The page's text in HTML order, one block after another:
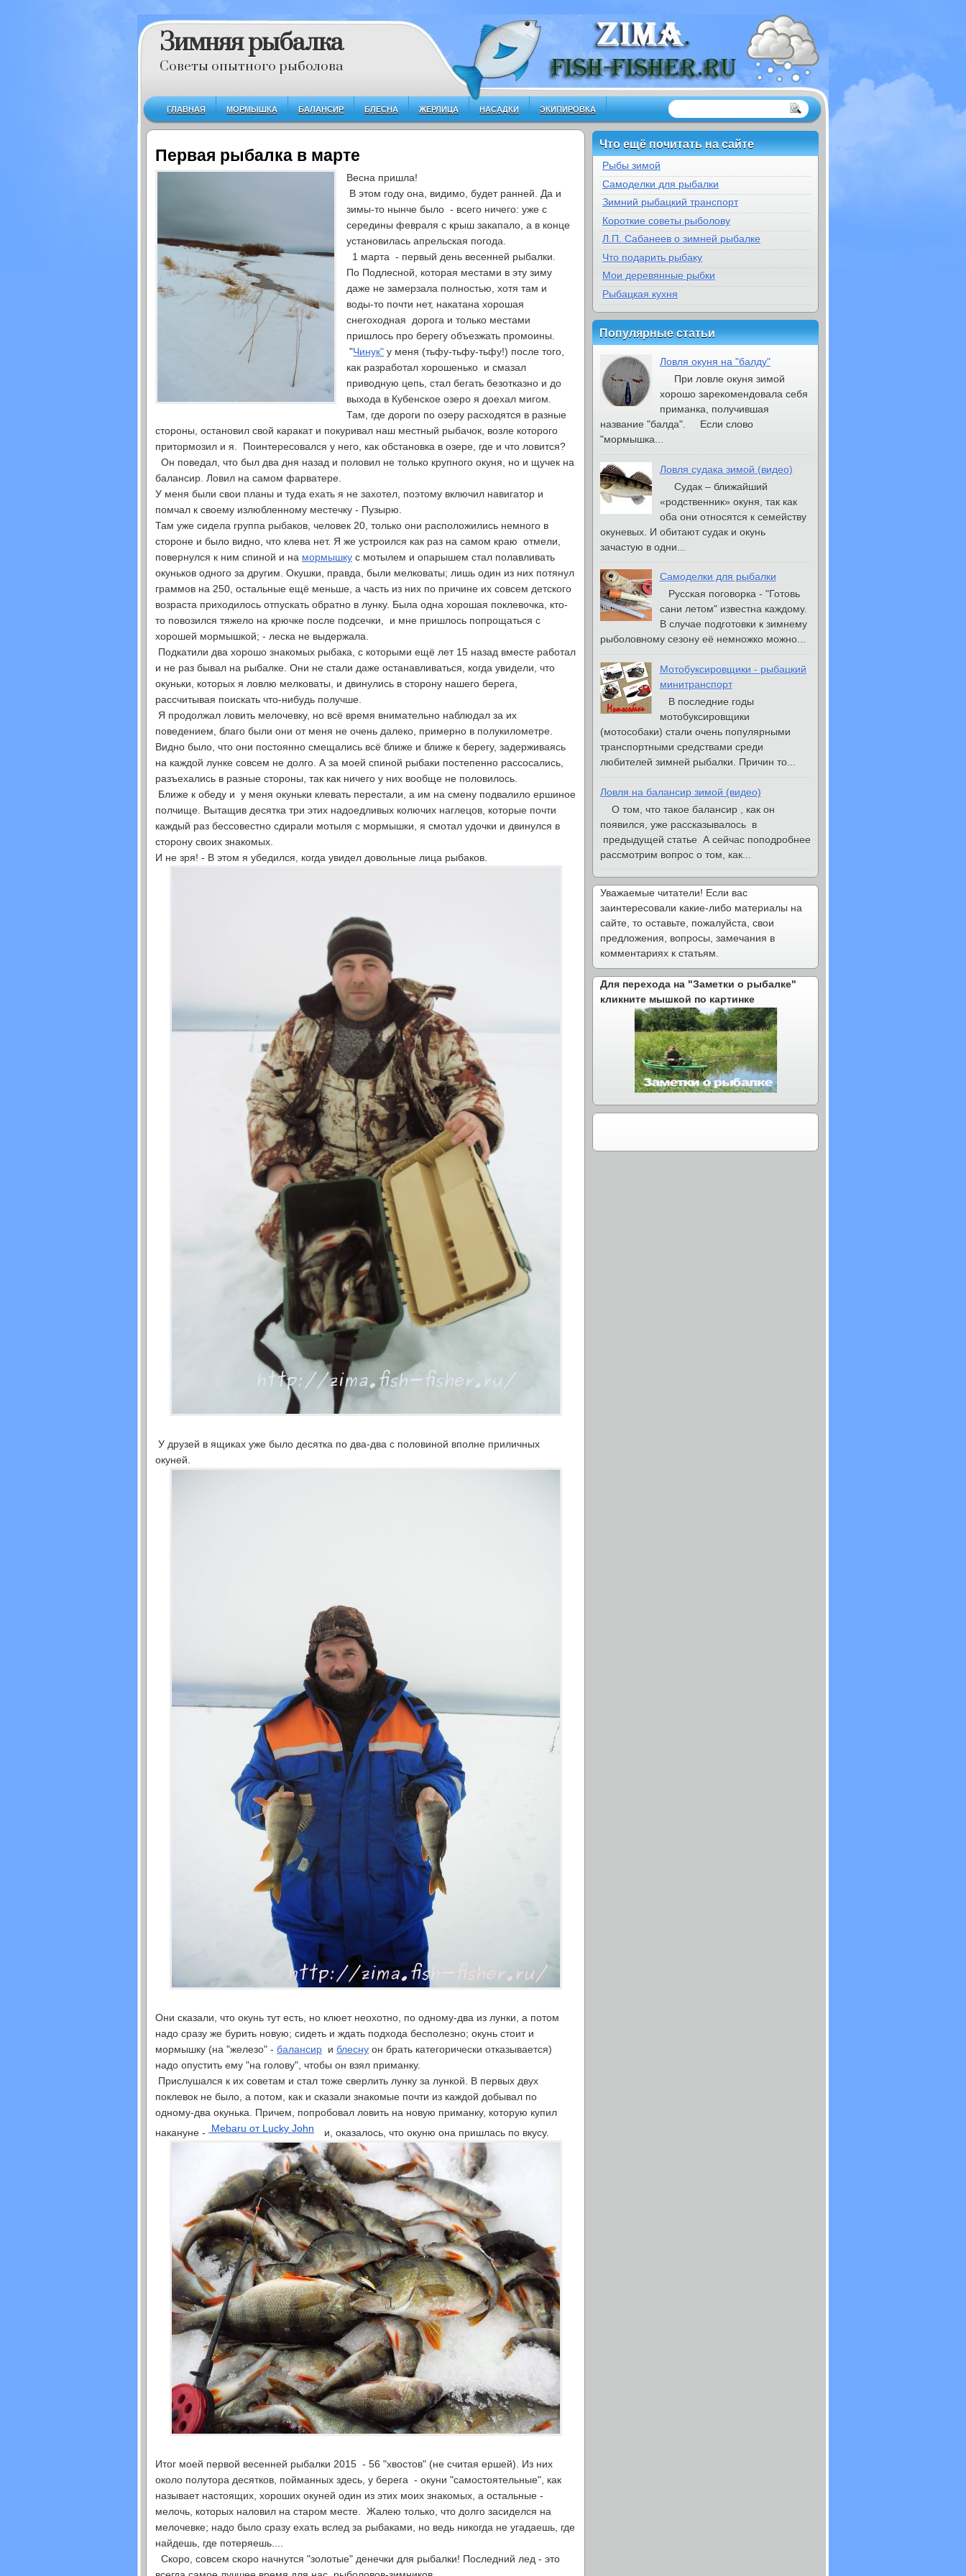
Зимняя рыбалка
Советы опытного рыболова
ГЛАВНАЯ МОРМЫШКА БАЛАНСИР БЛЕСНА ЖЕРЛИЦА НАСАДКИ ЭКИПИРОВКА
Первая рыбалка в марте
Весна пришла!
В этом году она, видимо, будет ранней. Да и
зимы-то нынче было - всего ничего: уже с
середины февраля с крыш закапало, а в конце
установилась апрельская погода.
1 марта - первый день весенней рыбалки.
По Подлесной, которая местами в эту зиму
даже не замерзала полностью, хотя там и
воды-то почти нет, накатана хорошая
снегоходная дорога и только местами
пришлось про берегу объезжать промоины.
"Чинук" у меня (тьфу-тьфу-тьфу!) после того,
как разработал хорошенько и смазал
приводную цепь, стал бегать безотказно и до
выхода в Кубенское озеро я доехал мигом.
Там, где дороги по озеру расходятся в разные
стороны, остановил свой каракат и покуривал наш местный рыбачок, возле которого
притормозил и я. Поинтересовался у него, как обстановка в озере, где и что ловится?
Он поведал, что был два дня назад и половил не только крупного окуня, но и щучек на
балансир. Ловил на самом фарватере.
У меня были свои планы и туда ехать я не захотел, поэтому включил навигатор и
помчал к своему излюбленному местечку - Пузырю.
Там уже сидела группа рыбаков, человек 20, только они расположились немного в
стороне и было видно, что клева нет. Я же устроился как раз на самом краю отмели,
повернулся к ним спиной и на мормышку с мотылем и опарышем стал полавливать
окуньков одного за другим. Окушки, правда, были мелковаты; лишь один из них потянул
граммов на 250, остальные ещё меньше, а часть из них по причине их совсем детского
возраста приходилось отпускать обратно в лунку. Была одна хорошая поклевочка, кто-
то повозился тяжело на крючке после подсечки, и мне пришлось попрощаться с
хорошей мормышкой; - леска не выдержала.
Подкатили два хорошо знакомых рыбака, с которыми ещё лет 15 назад вместе работал
и не раз бывал на рыбалке. Они не стали даже останавливаться, когда увидели, что
окуньки, которых я ловлю мелковаты, и двинулись в сторону нашего берега,
рассчитывая поискать что-нибудь получше.
Я продолжал ловить мелочевку, но всё время внимательно наблюдал за их
поведением, благо были они от меня не очень далеко, примерно в полукилометре.
Видно было, что они постоянно смещались всё ближе и ближе к берегу, задерживаясь
на каждой лунке совсем не долго. А за моей спиной рыбаки постепенно рассосались,
разъехались в разные стороны, так как ничего у них вообще не половилось.
Ближе к обеду и у меня окуньки клевать перестали, а им на смену подвалило ершиное
полчище. Вытащив десятка три этих надоедливых колючих наглецов, которые почти
каждый раз бессовестно сдирали мотыля с мормышки, я смотал удочки и двинулся в
сторону своих знакомых.
И не зря! - В этом я убедился, когда увидел довольные лица рыбаков.
У друзей в ящиках уже было десятка по два-два с половиной вполне приличных
окуней.
Они сказали, что окунь тут есть, но клюет неохотно, по одному-два из лунки, а потом
надо сразу же бурить новую; сидеть и ждать подхода бесполезно; окунь стоит и
мормышку (на "железо" - балансир и блесну он брать категорически отказывается)
надо опустить ему "на голову", чтобы он взял приманку.
Прислушался к их советам и стал тоже сверлить лунку за лункой. В первых двух
поклевок не было, а потом, как и сказали знакомые почти из каждой добывал по
одному-два окунька. Причем, попробовал ловить на новую приманку, которую купил
накануне -
Mebaru от Lucky John и, оказалось, что окуню она пришлась по вкусу.
Итог моей первой весенней рыбалки 2015 - 56 "хвостов" (не считая ершей). Из них
около полутора десятков, пойманных здесь, у берега - окуни "самостоятельные", как
называет настоящих, хороших окуней один из этих моих знакомых, а остальные -
мелочь, которых наловил на старом месте. Жалею только, что долго засиделся на
мелочевке; надо было сразу ехать вслед за рыбаками, но ведь никогда не угадаешь, где
найдешь, где потеряешь....
Скоро, совсем скоро начнутся "золотые" денечки для рыбалки! Последний лед - это
Что ещё почитать на сайте
Рыбы зимой
Самоделки для рыбалки
Зимний рыбацкий транспорт
Короткие советы рыболову
Л.П. Сабанеев о зимней рыбалке
Что подарить рыбаку
Мои деревянные рыбки
Рыбацкая кухня
Популярные статьи
Ловля окуня на "балду"
При ловле окуня зимой
хорошо зарекомендовала себя
приманка, получившая
название "балда". Если слово
"мормышка...
Ловля судака зимой (видео)
Судак – ближайший
«родственник» окуня, так как
оба они относятся к семейству
окуневых. И обитают судак и окунь
зачастую в одни...
Самоделки для рыбалки
Русская поговорка - "Готовь
сани летом" известна каждому.
В случае подготовки к зимнему
рыболовному сезону её немножко можно...
Мотобуксировщики - рыбацкий
минитранспорт
В последние годы
мотобуксировщики
(мотособаки) стали очень популярными
транспортными средствами среди
любителей зимней рыбалки. Причин то...
Ловля на балансир зимой (видео)
О том, что такое балансир , как он
появился, уже рассказывалось в
предыдущей статье А сейчас поподробнее
рассмотрим вопрос о том, как...
Уважаемые читатели! Если вас
заинтересовали какие-либо материалы на
сайте, то оставьте, пожалуйста, свои
предложения, вопросы, замечания в
комментариях к статьям.
Для перехода на "Заметки о рыбалке"
кликните мышкой по картинке